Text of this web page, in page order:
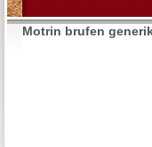
Motrin brufen